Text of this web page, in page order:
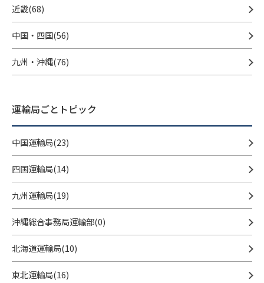
近畿(68)
中国・四国(56)
九州・沖縄(76)
運輸局ごとトピック
中国運輸局(23)
四国運輸局(14)
九州運輸局(19)
沖縄総合事務局運輸部(0)
北海道運輸局(10)
東北運輸局(16)